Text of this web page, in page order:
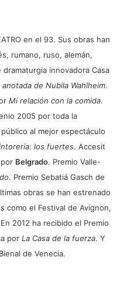
en el 93. Sus obras han
rumano, ruso, alemán,
innovadora Casa
anotada de Nubila Wahlheim.
Mi relación con la comida.
2005 por toda la
al mejor espectáculo
los fuertes. Accesit
Belgrado. Premio Valle-
. Premio Sebatiá Gasch de
obras se han estrenado
como el Festival de Avignon,
2012 ha recibido el Premio
por La Casa de la fuerza. Y
de Venecia.